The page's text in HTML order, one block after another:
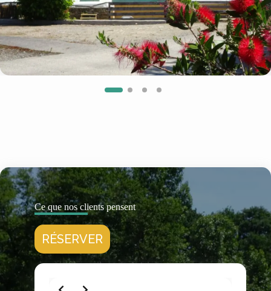
Ce que nos clients pensent
RÉSERVER